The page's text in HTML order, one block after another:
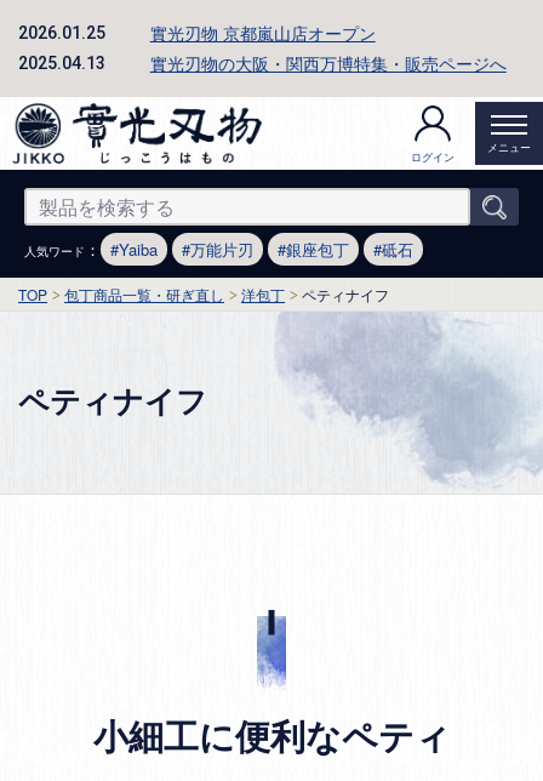
2026.01.25 實光刃物 京都嵐山店オープン
2025.04.13 實光刃物の大阪・関西万博特集・販売ページへ
ログイン
メニュー
人気ワード ： Yaiba 万能片刃 銀座包丁 砥石
TOP 包丁商品一覧・研ぎ直し 洋包丁 ペティナイフ
ペティナイフ
小細工に便利なペティ